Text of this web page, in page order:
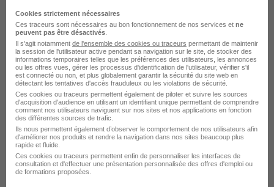
Etancheur H/F
BTP EMPLOI MARTIGUES
Martigues - 13 Intérim Temps partiel
Cette offre n’est plus disponible depuis le 12/06/26
Cookies strictement nécessaires
Ces traceurs sont nécessaires au bon fonctionnement de nos services et ne
peuvent pas être désactivés
Il s'agit notamment de l'ensemble des cookies ou traceurs permettant de maintenir
la session de l'utilisateur active pendant sa navigation sur le site, de stocker des
informations temporaires telles que les préférences des utilisateurs, les annonces
ou les offres vues, gérer les processus d'identification de l'utilisateur, vérifier s'il
est connecté ou non, et plus globalement garantir la sécurité du site web en
détectant les tentatives d'accès frauduleux ou les violations de sécurité.
Ces cookies ou traceurs permettent également de piloter et suivre les sources
d'acquisition d'audience en utilisant un identifiant unique permettant de comprendre
comment nos utilisateurs naviguent sur nos sites et nos applications en fonction
des différentes sources de trafic.
Ils nous permettent également d’observer le comportement de nos utilisateurs afin
d'améliorer nos produits et rendre la navigation dans nos sites beaucoup plus
rapide et fluide.
Ces cookies ou traceurs permettent enfin de personnaliser les interfaces de
consultation et d'effectuer une présentation personnalisée des offres d'emploi ou
de formations proposées.